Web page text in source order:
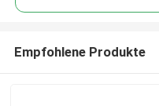
Empfohlene Produkte